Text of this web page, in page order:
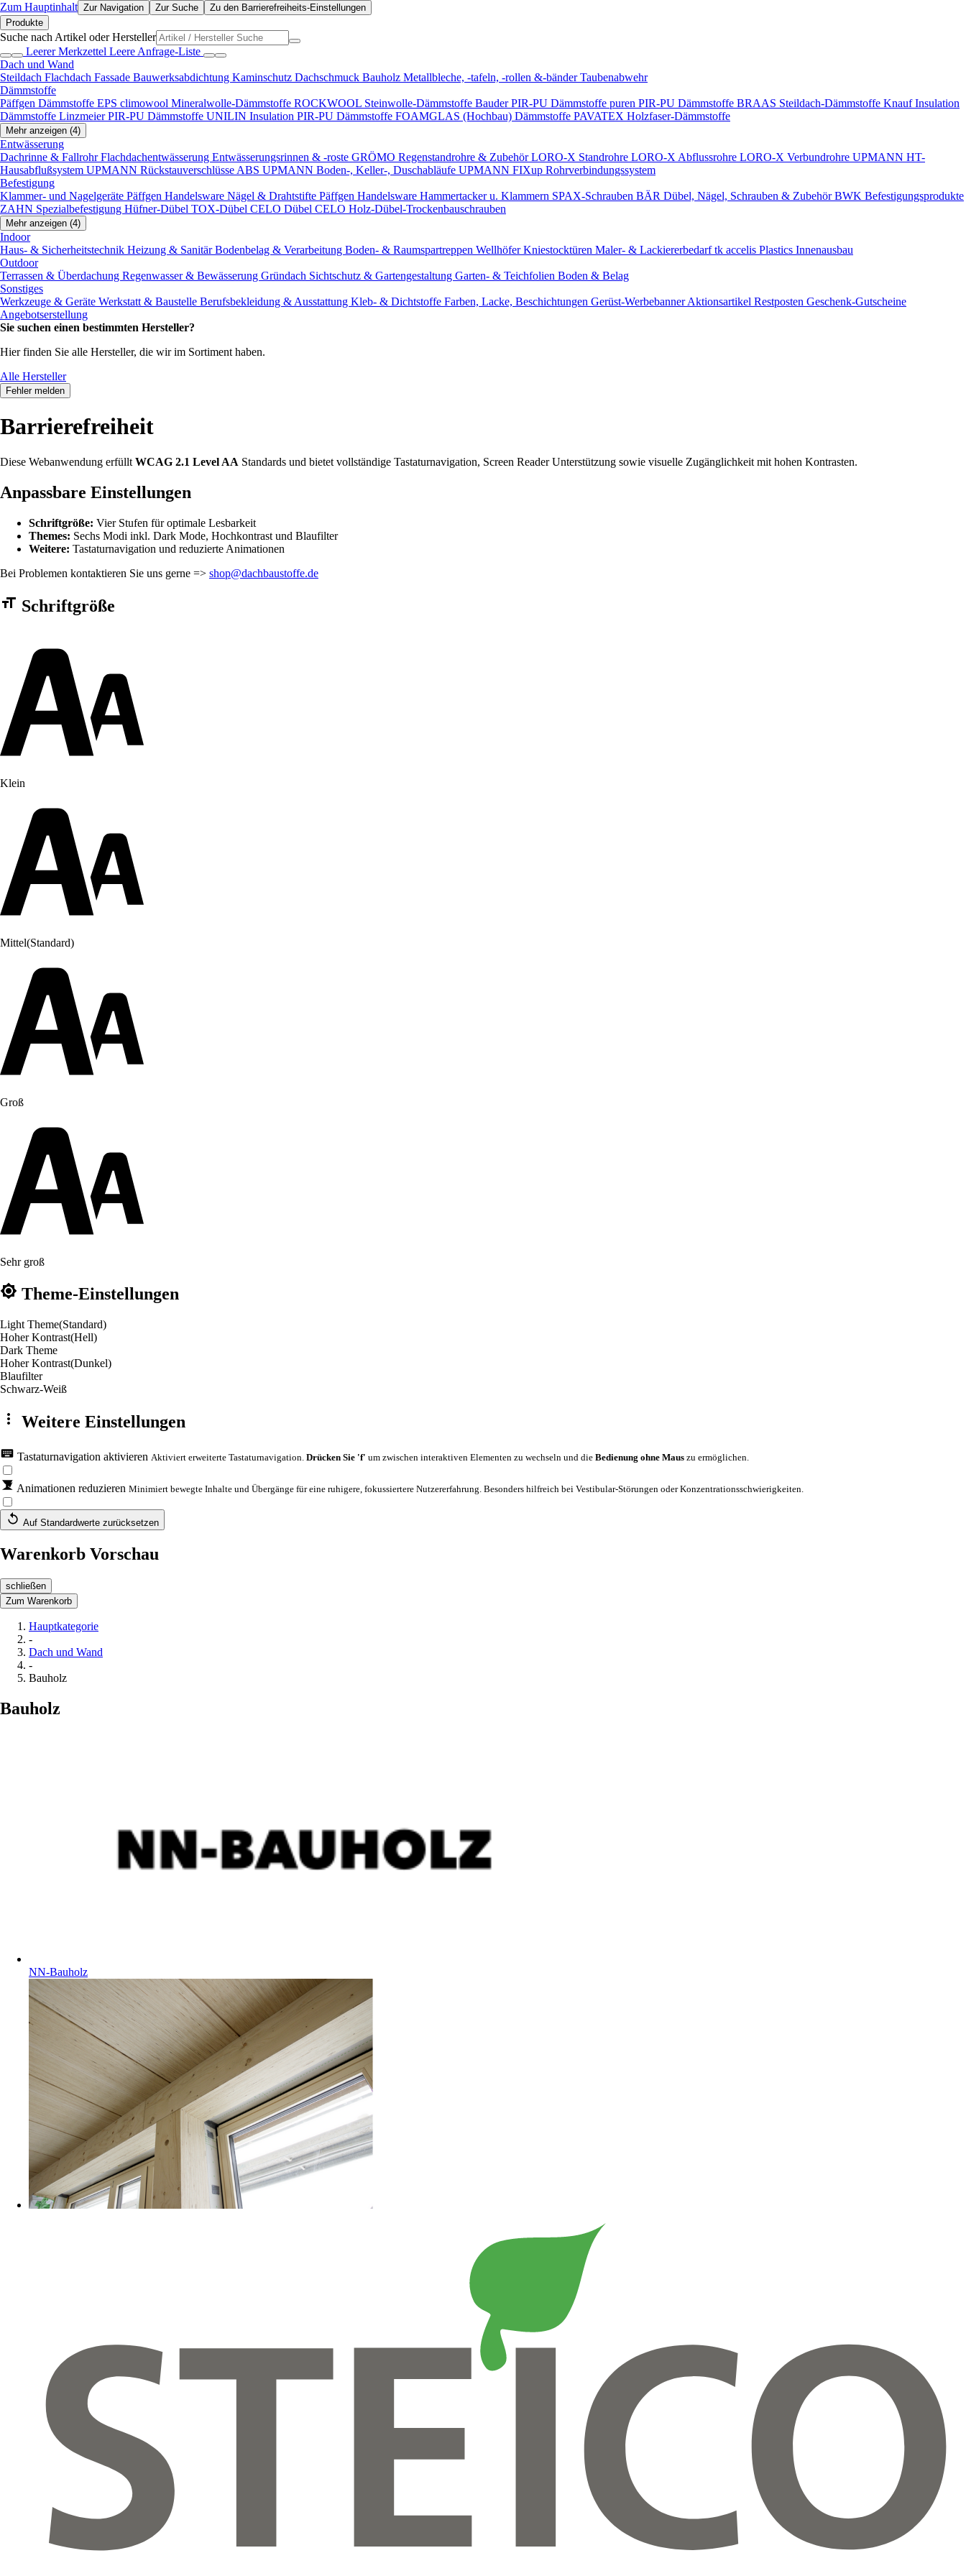
Zum Hauptinhalt Zur Navigation Zur Suche
Zu den Barrierefreiheits-Einstellungen
Produkte
Suche nach Artikel oder Hersteller
Leerer Merkzettel Leere Anfrage-Liste
Dach und Wand
Steildach Flachdach Fassade Bauwerksabdichtung Kaminschutz Dachschmuck Bauholz Metallbleche, -tafeln, -rollen &-bänderTaubenabwehr
Dämmstoffe
Päffgen Dämmstoffe EPS climowool Mineralwolle-Dämmstoffe ROCKWOOL Steinwolle-Dämmstoffe Bauder PIR-PU Dämmstoffe puren PIR-PU Dämmstoffe BRAAS Steildach-Dämmstoffe Knauf Insulation
Dämmstoffe Linzmeier PIR-PU Dämmstoffe UNILIN Insulation PIR-PU Dämmstoffe FOAMGLAS (Hochbau) Dämmstoffe PAVATEX Holzfaser-Dämmstoffe
Mehr anzeigen (4)
Entwässerung
Dachrinne & FallrohrFlachdachentwässerung Entwässerungsrinnen & -roste GRÖMO Regenstandrohre & ZubehörLORO-X Standrohre LORO-X Abflussrohre LORO-X Verbundrohre UPMANN HT-
Hausabflußsystem UPMANN Rückstauverschlüsse ABS UPMANN Boden-, Keller-, Duschabläufe UPMANN FIXup Rohrverbindungssystem
Befestigung
Klammer- und Nagelgeräte Päffgen Handelsware Nägel & Drahtstifte Päffgen Handelsware Hammertacker u. Klammern SPAX-Schrauben BÄR Dübel, Nägel, Schrauben & ZubehörBWK Befestigungsprodukte
ZAHN Spezialbefestigung Hüfner-Dübel TOX-Dübel CELO Dübel CELO Holz-Dübel-Trockenbauschrauben
Mehr anzeigen (4)
Indoor
Haus- & Sicherheitstechnik Heizung & SanitärBodenbelag & Verarbeitung Boden- & Raumspartreppen Wellhöfer Kniestocktüren Maler- & Lackiererbedarftk accelis Plastics Innenausbau
Outdoor
Terrassen & Überdachung Regenwasser & Bewässerung Gründach Sichtschutz & Gartengestaltung Garten- & Teichfolien Boden & Belag
Sonstiges
Werkzeuge & Geräte Werkstatt & Baustelle Berufsbekleidung & Ausstattung Kleb- & Dichtstoffe Farben, Lacke, Beschichtungen Gerüst-WerbebannerAktionsartikel Restposten Geschenk-Gutscheine
Angebotserstellung
Sie suchen einen bestimmten Hersteller?
Hier finden Sie alle Hersteller, die wir im Sortiment haben.
Alle Hersteller
Fehler melden
Barrierefreiheit
Diese Webanwendung erfüllt WCAG 2.1 Level AA Standards und bietet vollständige Tastaturnavigation, Screen Reader Unterstützung sowie visuelle Zugänglichkeit mit hohen Kontrasten.
Anpassbare Einstellungen
Schriftgröße: Vier Stufen für optimale Lesbarkeit
Themes: Sechs Modi inkl. Dark Mode, Hochkontrast und Blaufilter
Weitere: Tastaturnavigation und reduzierte Animationen
Bei Problemen kontaktieren Sie uns gerne => shop@dachbaustoffe.de
Barrierefreiheit Einstellungen Formular
Schriftgröße
Klein
Mittel(Standard)
Groß
Sehr groß
Theme-Einstellungen
Light Theme(Standard)
Hoher Kontrast(Hell)
Dark Theme
Hoher Kontrast(Dunkel)
Blaufilter
Schwarz-Weiß
Weitere Einstellungen
Tastaturnavigation aktivieren Aktiviert erweiterte Tastaturnavigation. Drücken Sie 'f' um zwischen interaktiven Elementen zu wechseln und die Bedienung ohne Maus zu ermöglichen.
Animationen reduzieren Minimiert bewegte Inhalte und Übergänge für eine ruhigere, fokussiertere Nutzererfahrung. Besonders hilfreich bei Vestibular-Störungen oder Konzentrationsschwierigkeiten.
Auf Standardwerte zurücksetzen
Warenkorb Vorschau
schließen
Zum Warenkorb
Hauptkategorie
-
Dach und Wand
-
Bauholz
Bauholz
NN-Bauholz